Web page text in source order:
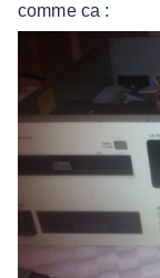
comme ca :